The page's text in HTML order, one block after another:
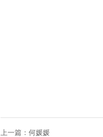
上一篇： 何媛媛